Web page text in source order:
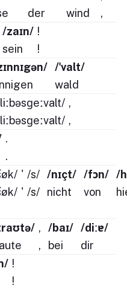
der
wind
,
/zaɪn/
sein
!
!
/ˈvalt/
wald
,
,
.
.
'
'
/s/
/s/
/nɪçt/
nicht
/fɔn/
von
/
,
,
/baɪ/
bei
/diːɐ/
dir
!
!